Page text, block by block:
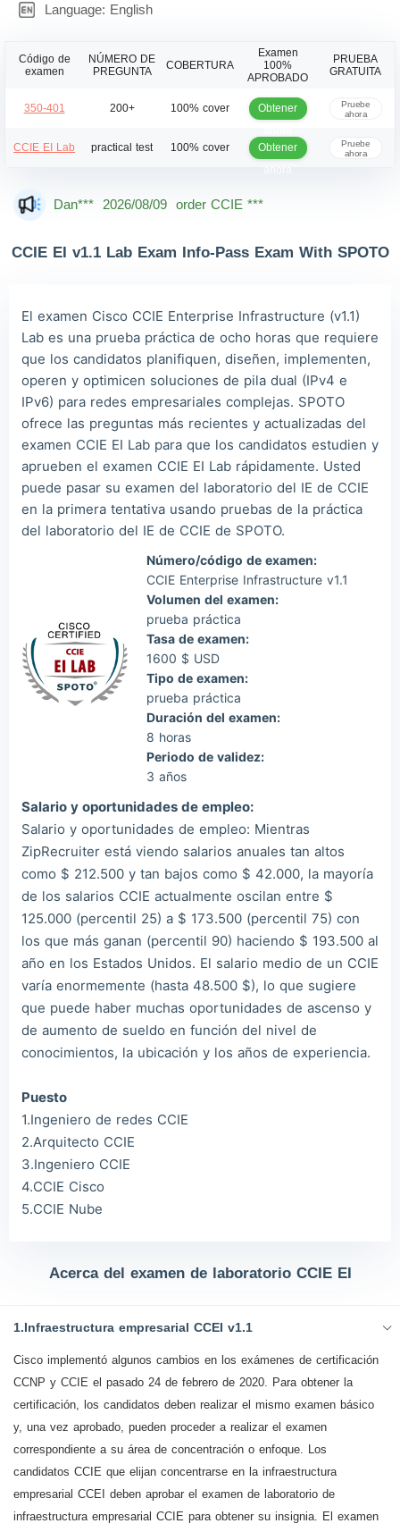
Language: English
Código de
examen
NÚMERO DE
PREGUNTA
COBERTURA
Examen
100%
APROBADO
PRUEBA
GRATUITA
350-401 200+ 100% cover
Obtener
Pruebe
ahora
CCIE EI Lab practical test 100% cover
Obtener
Pruebe
ahora
Jac*** 2026/08/09 order CCIE ***
Owe*** 2026/08/09 order CCIE ***
2026/08/09 order CCIE ***
Wil*** 2026/08/09 order CCIE ***
2026/08/09 order CCIE ***
Mas*** 2026/08/09 order CCIE ***
CCIE EI v1.1 Lab Exam Info-Pass Exam With SPOTO
El examen Cisco CCIE Enterprise Infrastructure (v1.1)
Lab es una prueba práctica de ocho horas que requiere
que los candidatos planifiquen, diseñen, implementen,
operen y optimicen soluciones de pila dual (IPv4 e
IPv6) para redes empresariales complejas. SPOTO
ofrece las preguntas más recientes y actualizadas del
examen CCIE EI Lab para que los candidatos estudien y
aprueben el examen CCIE EI Lab rápidamente. Usted
puede pasar su examen del laboratorio del IE de CCIE
en la primera tentativa usando pruebas de la práctica
del laboratorio del IE de CCIE de SPOTO.
Número/código de examen:
CCIE Enterprise Infrastructure v1.1
Volumen del examen:
prueba práctica
Tasa de examen:
1600 $ USD
Tipo de examen:
prueba práctica
Duración del examen:
8 horas
Periodo de validez:
3 años
Salario y oportunidades de empleo:
Salario y oportunidades de empleo: Mientras
ZipRecruiter está viendo salarios anuales tan altos
como $ 212.500 y tan bajos como $ 42.000, la mayoría
de los salarios CCIE actualmente oscilan entre $
125.000 (percentil 25) a $ 173.500 (percentil 75) con
los que más ganan (percentil 90) haciendo $ 193.500 al
año en los Estados Unidos. El salario medio de un CCIE
varía enormemente (hasta 48.500 $), lo que sugiere
que puede haber muchas oportunidades de ascenso y
de aumento de sueldo en función del nivel de
conocimientos, la ubicación y los años de experiencia.
Puesto
1.Ingeniero de redes CCIE
2.Arquitecto CCIE
3.Ingeniero CCIE
4.CCIE Cisco
5.CCIE Nube
Acerca del examen de laboratorio CCIE EI
1.Infraestructura empresarial CCEI v1.1
Cisco implementó algunos cambios en los exámenes de certificación
CCNP y CCIE el pasado 24 de febrero de 2020. Para obtener la
certificación, los candidatos deben realizar el mismo examen básico
y, una vez aprobado, pueden proceder a realizar el examen
correspondiente a su área de concentración o enfoque. Los
candidatos CCIE que elijan concentrarse en la infraestructura
empresarial CCEI deben aprobar el examen de laboratorio de
infraestructura empresarial CCIE para obtener su insignia. El examen